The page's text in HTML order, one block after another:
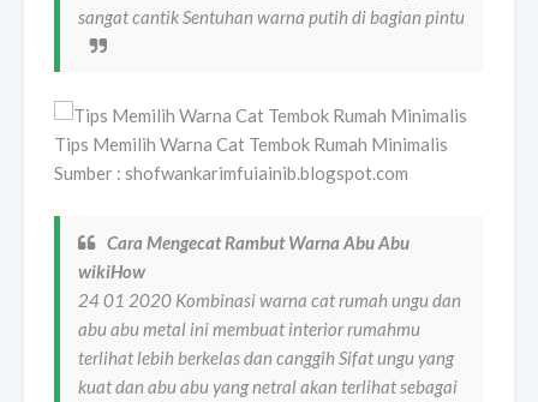
sangat cantik Sentuhan warna putih di bagian pintu
Tips Memilih Warna Cat Tembok Rumah Minimalis
Sumber : shofwankarimfuiainib.blogspot.com
Cara Mengecat Rambut Warna Abu Abu
wikiHow
24 01 2020 Kombinasi warna cat rumah ungu dan
abu abu metal ini membuat interior rumahmu
terlihat lebih berkelas dan canggih Sifat ungu yang
kuat dan abu abu yang netral akan terlihat sebagai